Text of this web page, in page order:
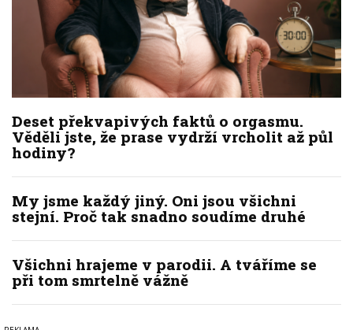
Deset překvapivých faktů o orgasmu.
Věděli jste, že prase vydrží vrcholit až půl
hodiny?
My jsme každý jiný. Oni jsou všichni
stejní. Proč tak snadno soudíme druhé
Všichni hrajeme v parodii. A tváříme se
při tom smrtelně vážně